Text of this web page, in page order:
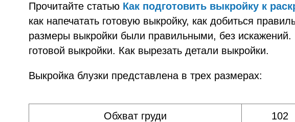
Прочитайте статью Как подготовить выкройку к
как напечатать готовую выкройку, как добиться
размеры выкройки были правильными, без искажений.
готовой выкройки. Как вырезать детали выкройки.
Выкройка блузки представлена в трех размерах:
Обхват груди 102